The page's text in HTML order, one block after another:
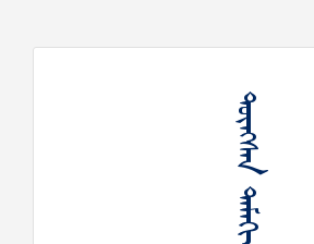
ᠳᠦᠩᠰᠡᠨ ᠲᠠᠮᠠᠬᠢ